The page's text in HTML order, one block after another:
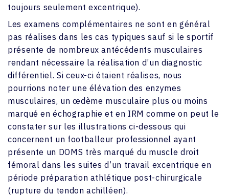
toujours seulement excentrique).
Les examens complémentaires ne sont en général
pas réalises dans les cas typiques sauf si le sportif
présente de nombreux antécédents musculaires
rendant nécessaire la réalisation d’un diagnostic
différentiel. Si ceux-ci étaient réalises, nous
pourrions noter une élévation des enzymes
musculaires, un œdème musculaire plus ou moins
marqué en échographie et en IRM comme on peut le
constater sur les illustrations ci-dessous qui
concernent un footballeur professionnel ayant
présente un DOMS très marqué du muscle droit
fémoral dans les suites d’un travail excentrique en
période préparation athlétique post-chirurgicale
(rupture du tendon achilléen).